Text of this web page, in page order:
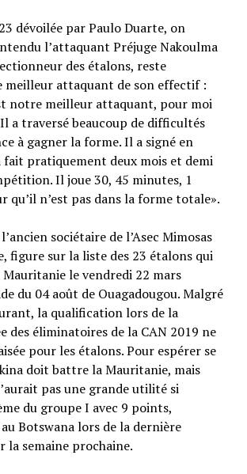
dévoilée par Paulo Duarte, on
l’attaquant Préjuge Nakoulma
des étalons, reste
meilleur attaquant de son effectif :
notre meilleur attaquant, pour moi
a traversé beaucoup de difficultés
à gagner la forme. Il a signé en
fait pratiquement deux mois et demi
Il joue 30, 45 minutes, 1
qu’il n’est pas dans la forme totale».
sociétaire de l’Asec Mimosas
figure sur la liste des 23 étalons qui
le vendredi 22 mars
du 04 août de Ouagadougou. Malgré
la qualification lors de la
des éliminatoires de la CAN 2019 ne
pour les étalons. Pour espérer se
doit battre la Mauritanie, mais
pas une grande utilité si
du groupe I avec 9 points,
Botswana lors de la dernière
la semaine prochaine.